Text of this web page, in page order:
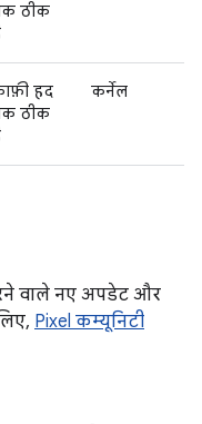
ठीक
हद
ठीक
कर्नेल
वाले नए अपडेट और
Pixel कम्यूनिटी